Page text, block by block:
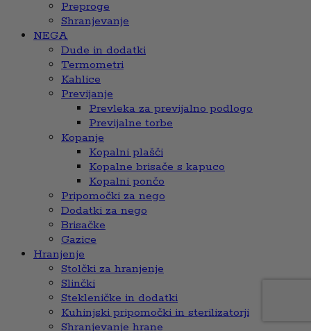
Preproge
Shranjevanje
NEGA
Dude in dodatki
Termometri
Kahlice
Previjanje
Prevleka za previjalno podlogo
Previjalne torbe
Kopanje
Kopalni plašči
Kopalne brisače s kapuco
Kopalni pončo
Pripomočki za nego
Dodatki za nego
Brisačke
Gazice
Hranjenje
Stolčki za hranjenje
Slinčki
Stekleničke in dodatki
Kuhinjski pripomočki in sterilizatorji
Shranjevanje hrane